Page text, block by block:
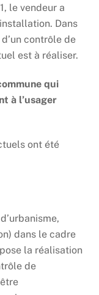
le vendeur a
Dans
contrôle de
est à réaliser.
qui
à l’usager
ont été
dans le cadre
la réalisation
de